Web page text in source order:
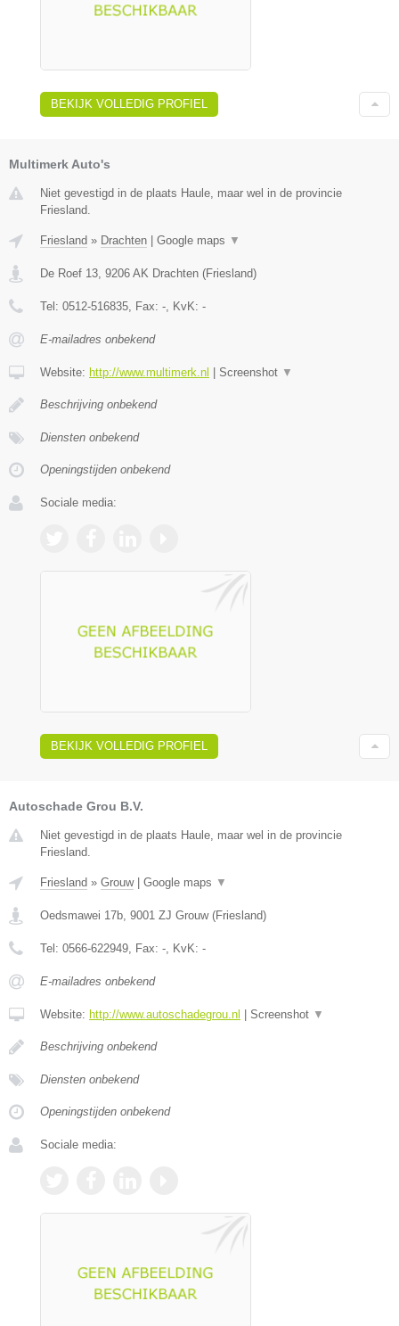
BEKIJK VOLLEDIG PROFIEL
Multimerk Auto's
Niet gevestigd in de plaats Haule, maar wel in de provincie
Friesland.
Friesland » Drachten Google maps ▼
De Roef 13, 9206 AK Drachten (Friesland)
Tel: 0512-516835, Fax: -, KvK: -
E-mailadres onbekend
Website: http://www.multimerk.nl Screenshot ▼
Beschrijving onbekend
Diensten onbekend
Openingstijden onbekend
Sociale media:
BEKIJK VOLLEDIG PROFIEL
Autoschade Grou B.V.
Niet gevestigd in de plaats Haule, maar wel in de provincie
Friesland.
Friesland » Grouw| Google maps ▼
Oedsmawei 17b 9001 ZJ Grouw(Friesland)
Tel: 0566-622949 , Fax: - , KvK: -
E-mailadres onbekend
Website: http://www.autoschadegrou.nl | Screenshot ▼
Beschrijving onbekend
Diensten onbekend
Openingstijden onbekend
Sociale media: